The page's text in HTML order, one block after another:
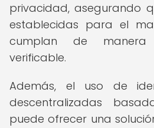
privacidad, asegurando
establecidas para el
cumplan de
verificable.
Además, el uso de
descentralizadas
puede ofrecer una